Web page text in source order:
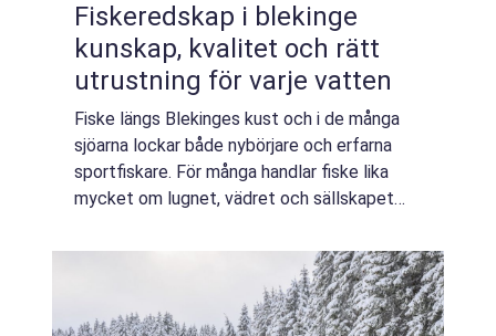
Fiskeredskap i blekinge
kunskap, kvalitet och rätt
utrustning för varje vatten
Fiske längs Blekinges kust och i de många
sjöarna lockar både nybörjare och erfarna
sportfiskare. För många handlar fiske lika
mycket om lugnet, vädret och sällskapet
med genomtänkta fiskeredskap Blekinge